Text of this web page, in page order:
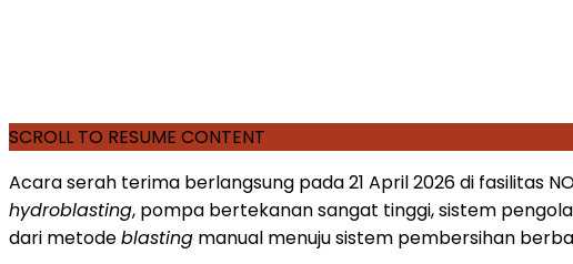
SCROLL TO RESUME CONTENT
Acara serah terima berlangsung pada 21 April 2026 di fasilitas
hydroblasting, pompa bertekanan sangat tinggi, sistem
dari metodeblasting manual menuju sistem pembersihan